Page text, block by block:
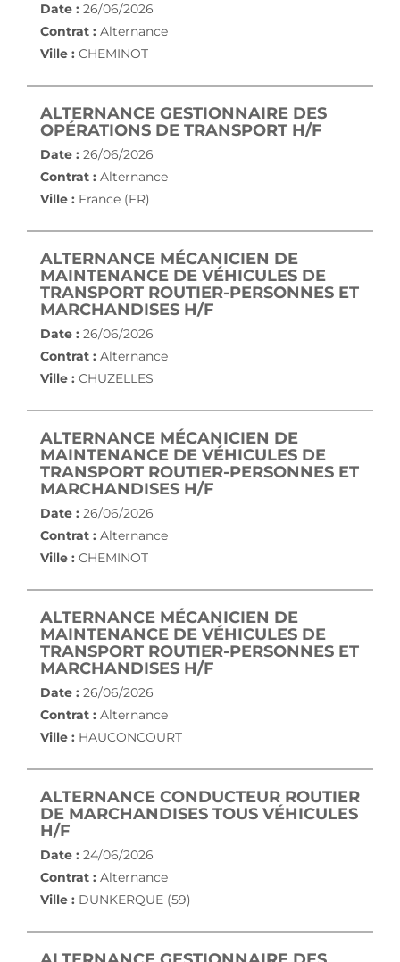
Date : 26/06/2026
Contrat : Alternance
Ville : CHEMINOT
ALTERNANCE GESTIONNAIRE DES
OPÉRATIONS DE TRANSPORT H/F
Date : 26/06/2026
Contrat : Alternance
Ville : France (FR)
ALTERNANCE MÉCANICIEN DE
MAINTENANCE DE VÉHICULES DE
TRANSPORT ROUTIER-PERSONNES ET
MARCHANDISES H/F
Date : 26/06/2026
Contrat : Alternance
Ville : CHUZELLES
ALTERNANCE MÉCANICIEN DE
MAINTENANCE DE VÉHICULES DE
TRANSPORT ROUTIER-PERSONNES ET
MARCHANDISES H/F
Date : 26/06/2026
Contrat : Alternance
Ville : CHEMINOT
ALTERNANCE MÉCANICIEN DE
MAINTENANCE DE VÉHICULES DE
TRANSPORT ROUTIER-PERSONNES ET
MARCHANDISES H/F
Date : 26/06/2026
Contrat : Alternance
Ville : HAUCONCOURT
ALTERNANCE CONDUCTEUR ROUTIER
DE MARCHANDISES TOUS VÉHICULES
H/F
Date : 24/06/2026
Contrat : Alternance
Ville : DUNKERQUE (59)